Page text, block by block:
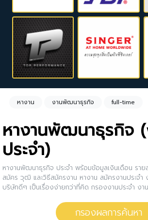
หางาน งานพัฒนาธุรกิจ full-time
หางานพัฒนาธุรกิจ
ประจำ)
หางานพัฒนาธุรกิจ ประจำ พร้อมข้อมูลเงินเดือน รา
สมัคร วุฒิ และวิธีสมัครงาน หางาน สมัครงานประจ
บริษัทดีๆ เป็นเรื่องง่ายกว่าที่คิด กรองงานประจำ ง
คุณสามารถปรับการกรองผลการค้นหาได้อีกด้วย
กรองผลการค้นหา